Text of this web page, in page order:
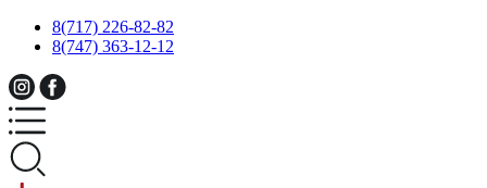
8(717) 226-82-82
8(747) 363-12-12